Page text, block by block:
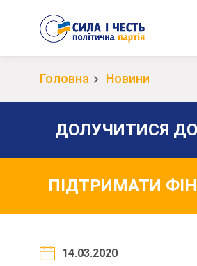
Головна Новини
ДОЛУЧИТИСЯ ДО
ПІДТРИМАТИ
14.03.2020